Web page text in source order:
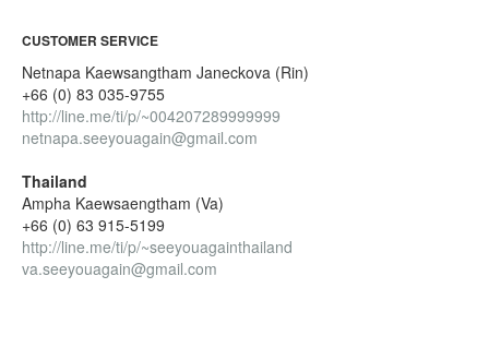
CUSTOMER SERVICE
Netnapa Kaewsangtham Janeckova (Rin)
+66 (0) 83 035-9755
http://line.me/ti/p/~004207289999999
netnapa.seeyouagain@gmail.com
Thailand
Ampha Kaewsaengtham (Va)
+66 (0) 63 915-5199
http://line.me/ti/p/~seeyouagainthailand
va.seeyouagain@gmail.com